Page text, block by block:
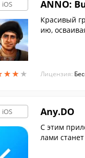
iOS
★★ ★
★★ ★
ANNO:
Красивый
ию,
Лицензия:
iOS Any.DO
С этим
лами